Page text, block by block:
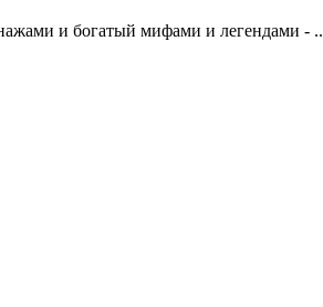
и богатый мифами и легендами - ..